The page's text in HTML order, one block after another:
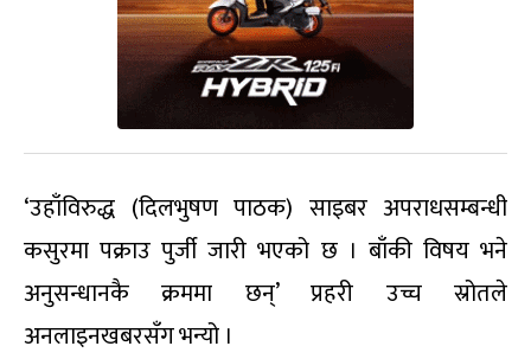
‘उहाँविरुद्ध (दिलभुषण पाठक) साइबर अपराधसम्बन्धी
कसुरमा पक्राउ पुर्जी जारी भएको छ । बाँकी विषय भने
अनुसन्धानकै क्रममा छन्’ प्रहरी उच्च स्रोतले
अनलाइनखबरसँग भन्यो ।